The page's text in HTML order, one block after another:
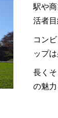
駅や
活者目
コン
ップ
長く
の魅力